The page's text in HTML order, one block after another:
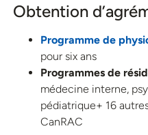
Obtention
Programme de
pour six ans
Programmes de
médecine interne,
pédiatrique+ 16
CanRAC